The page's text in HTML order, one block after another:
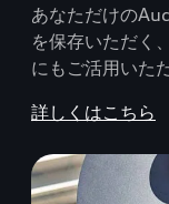
あなただけの
を保存いただく
にもご活用いた
詳しくはこちら